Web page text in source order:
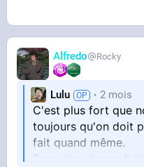
Alfredo Rocky
Lulu 2 mois
C'est plus fort que
toujours qu'on doit
fait quand même.
Pour des choses